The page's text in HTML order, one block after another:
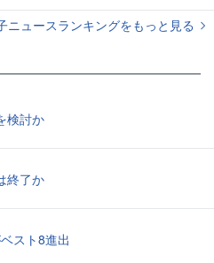
ニュースランキングをもっと見る
検討か
終了か
スト8進出